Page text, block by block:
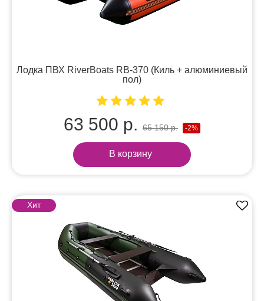
Лодка ПВХ RiverBoats RB-370 (Киль + алюминиевый
пол)
63 500 р. 65 150 р. -2%
В корзину
Хит